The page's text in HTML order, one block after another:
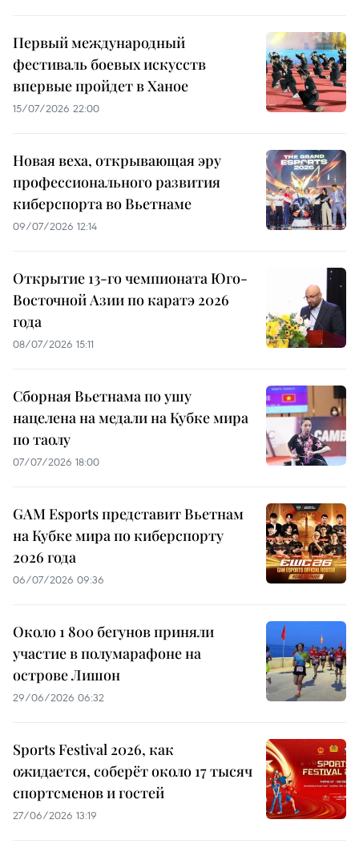
Первый международный
фестиваль боевых искусств
впервые пройдет в Ханое
15/07/2026 22:00
Новая веха, открывающая эру
профессионального развития
киберспорта во Вьетнаме
09/07/2026 12:14
Открытие 13-го чемпионата Юго-
Восточной Азии по каратэ 2026
года
08/07/2026 15:11
Сборная Вьетнама по ушу
нацелена на медали на Кубке мира
по таолу
07/07/2026 18:00
GAM Esports представит Вьетнам
на Кубке мира по киберспорту
2026 года
06/07/2026 09:36
Около 1 800 бегунов приняли
участие в полумарафоне на
острове Лишон
29/06/2026 06:32
Sports Festival 2026, как
ожидается, соберёт около 17 тысяч
спортсменов и гостей
27/06/2026 13:19